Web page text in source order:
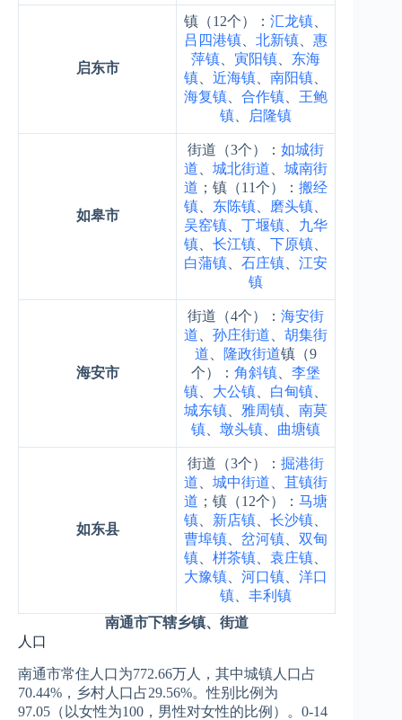
启东市
镇（12个）：汇龙镇
吕四港镇 、北新镇 、惠
萍镇
寅阳镇
东海
镇 、近海镇 、南阳镇
海复镇 、合作镇
王鲍
镇
启隆镇
如皋市
街道（3个）：如城街
道 、城北街道 、城南街
道 ；镇（11个）：搬经
镇
东陈镇 磨头镇
吴窑镇 、丁堰镇
九华
镇 、长江镇 、下原镇
白蒲镇 、石庄镇 、江安
镇
海安市
街道（4个）：海安街
道 、孙庄街道 、胡集街
道
隆政街道镇（9
个）：角斜镇 、李堡
镇
大公镇 白甸镇
城东镇
雅周镇 、南莫
镇 、墩头镇 曲塘镇
如东县
街道（3个）：掘港街
道 、城中街道 、苴镇街
道 ；镇（12个）：马塘
镇
新店镇 、长沙镇
曹埠镇 、岔河镇 、双甸
镇 、栟茶镇 袁庄镇
大豫镇 、河口镇 、洋口
镇 、丰利镇
南通市下辖乡镇、街道
人口
南通市常住人口为772.66万人，其中城镇人口占
70.44%，乡村人口占29.56%。性别比例为
97.05（以女性为100，男性对女性的比例）。0-14